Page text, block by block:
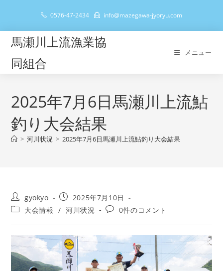
テ
0576-47-2434 info@mazegawa-jyoryu.com
馬瀬川上流漁業協
同組合
メニュー
2025年7月6日馬瀬川上流鮎
釣り大会結果
> 河川状況 > 2025年7月6日馬瀬川上流鮎釣り大会結果
投
稿
者:
gyokyo
投
稿
公
日:
2025年7月10日
投
テ
ゴ
リ
ー:
大会情報 / 河川状況
投
メ
0件のコメント